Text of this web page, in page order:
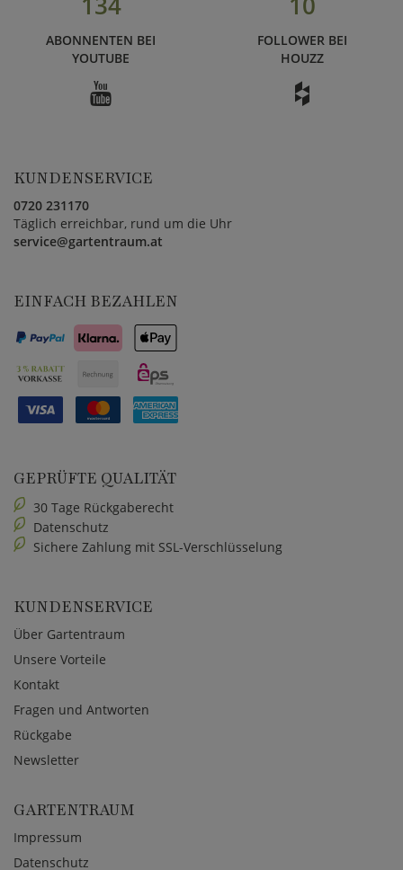
ABONNENTEN BEI
YOUTUBE
FOLLOWER BEI
HOUZZ
KUNDENSERVICE
0720 231170
Täglich erreichbar, rund um die Uhr
service@gartentraum.at
EINFACH BEZAHLEN
GEPRÜFTE QUALITÄT
30 Tage Rückgaberecht
Datenschutz
Sichere Zahlung mit SSL-Verschlüsselung
KUNDENSERVICE
Über Gartentraum
Unsere Vorteile
Kontakt
Fragen und Antworten
Rückgabe
Newsletter
GARTENTRAUM
Impressum
Datenschutz